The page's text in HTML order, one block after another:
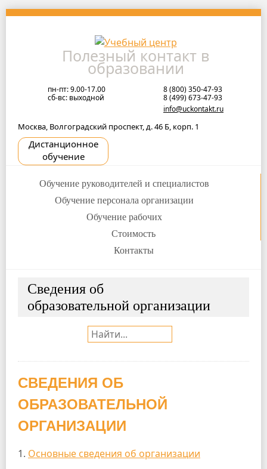
Skip
Полезный контакт в
образовании
пн-пт: 9.00-17.00
сб-вс: выходной
8 (800) 350-47-93
8 (499) 673-47-93
info@uckontakt.ru
Москва, Волгоградский проспект, д. 46 Б, корп. 1
Дистанционное
обучение
Обучение руководителей и специалистов
Обучение персонала организации
Обучение рабочих
Стоимость
Контакты
Сведения об
образовательной организации
Поиск:
СВЕДЕНИЯ ОБ
ОБРАЗОВАТЕЛЬНОЙ
ОРГАНИЗАЦИИ
1. Основные сведения об организации